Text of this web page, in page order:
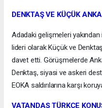
DENKTAŞ VE KÜÇÜK
Adadaki gelişmeleri yakından
lideri olarak Küçük ve
davet etti. Görüşmelerde
Denktaş, siyasi ve askeri
EOKA saldırılarına karşı
VATANDAŞ TÜRKÇE